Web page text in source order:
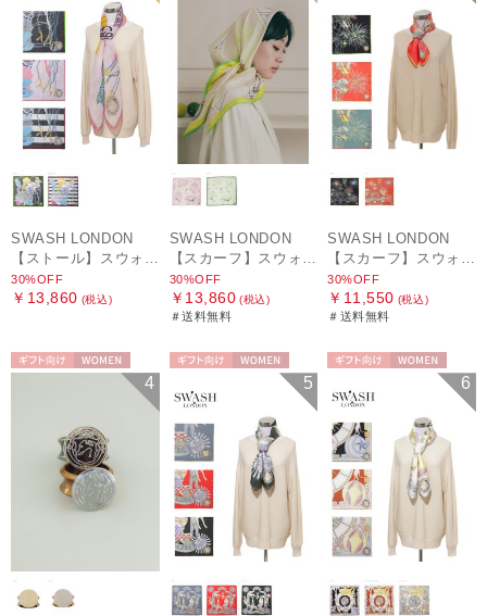
SWASH LONDON
【ストール】スウォッシュロンドン (SWASH LONDON) Oceanic Odyssey 115*115 コットンスクエア
30%OFF
￥13,860 (税込)
SWASH LONDON
【スカーフ】スウォッシュロンドン (SWASH LONDON) Picture Postcard 88cm×88cm シルクスカーフ 日本製
30%OFF
￥13,860 (税込)
＃送料無料
SWASH LONDON
【スカーフ】スウォッシュロンドン (SWASH LONDON) Ferris Festivity 68cm×68cm シルクスカーフ 日本製
30%OFF
￥11,550 (税込)
＃送料無料
ギフト向けWOMEN 4 WOMEN 5 WOMEN 6